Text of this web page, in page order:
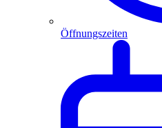
Öffnungszeiten